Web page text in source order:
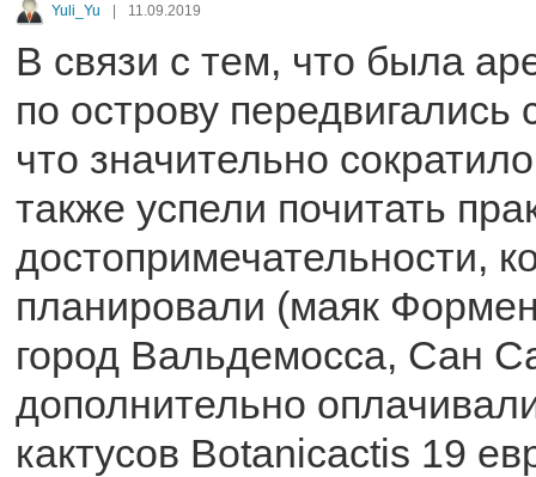
Yuli_Yu 11.09.2019
В связи с тем, что была
по острову передвигались
что значительно
также успели почитать
достопримечательности,
планировали (маяк
город Вальдемосса, Сан
дополнительно
кактусов Botanicactis 19